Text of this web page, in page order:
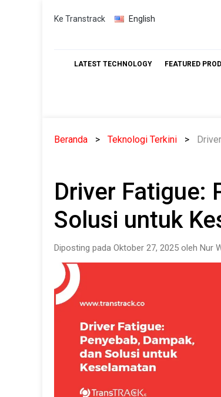
Skip
Ke Transtrack English
LATEST TECHNOLOGY FEATURED
Beranda Teknologi Terkini
Driver Fatigue:
Solusi untuk
Diposting pada Oktober 27, 2025 oleh Nur